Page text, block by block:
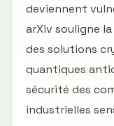
deviennent
arXiv souligne
des solutions
quantiques
sécurité des
industrielles